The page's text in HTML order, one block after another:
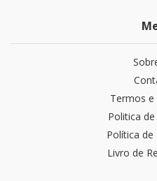
Termos e
Politica
Política de
Livro de